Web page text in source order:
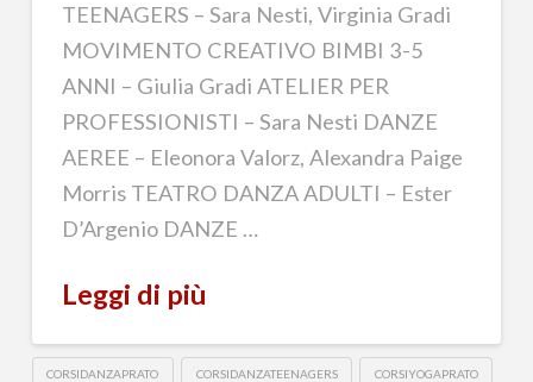
TEENAGERS – Sara Nesti, Virginia Gradi
MOVIMENTO CREATIVO BIMBI 3-5
ANNI – Giulia Gradi ATELIER PER
PROFESSIONISTI – Sara Nesti DANZE
AEREE – Eleonora Valorz, Alexandra Paige
Morris TEATRO DANZA ADULTI – Ester
D’Argenio DANZE …
Leggi di più
CORSIDANZAPRATO CORSIDANZATEENAGERS CORSIYOGAPRATO